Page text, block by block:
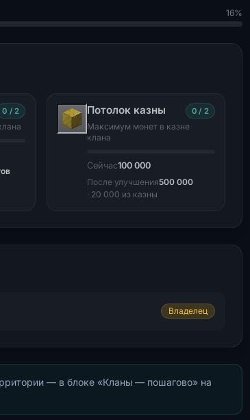
16%
0 / 2 Потолок казны 0 / 2
Максимум монет в казне
клана
Сейчас100 000
После улучшения500 000
· 20 000 из казны
Владелец
— в блоке «Кланы — пошагово» на